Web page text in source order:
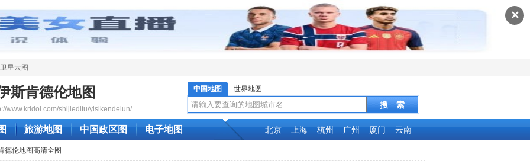
✕
星云图
斯肯德伦地图
www.kridol.com/shijieditu/yisikendelun/
中国地图 世界地图
旅游地图 中国政区图 电子地图 北京 上海 杭州 广州 厦门 云南
德伦地图高清全图